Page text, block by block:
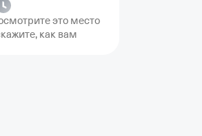
это место
как вам